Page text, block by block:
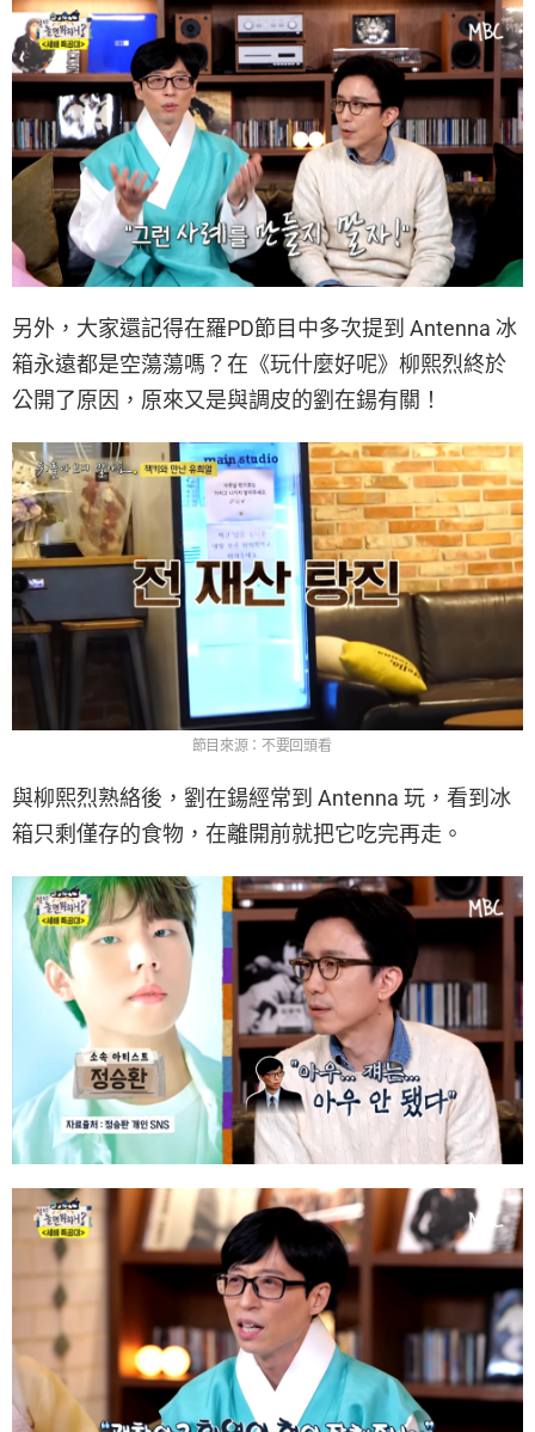
另外，大家還記得在羅PD節目中多次提到 Antenna 冰
箱永遠都是空蕩蕩嗎？在《玩什麼好呢》柳熙烈終於
公開了原因，原來又是與調皮的劉在鍚有關！
節目來源：不要回頭看
與柳熙烈熟絡後，劉在鍚經常到 Antenna 玩，看到冰
箱只剩僅存的食物，在離開前就把它吃完再走。